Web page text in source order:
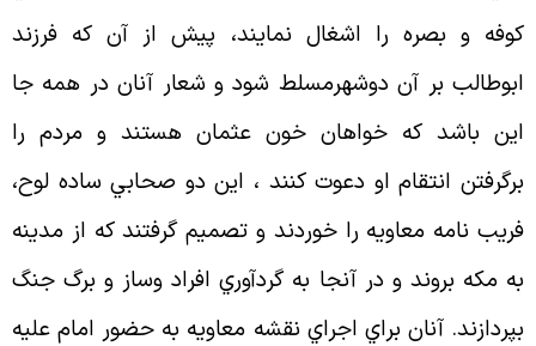
و بصره را اشغال نمايند، پيش از آن كه فرزند
بر آن دوشهرمسلط شود و شعار آنان در همه جا
باشد كه خواهان خون عثمان هستند و مردم را
انتقام او دعوت كنند ، اين دو صحابي ساده لوح،
نامه معاويه را خوردند و تصميم گرفتند كه از مدينه
مكه بروند و در آنجا به گردآوري افراد وساز و برگ جنگ
آنان براي اجراي نقشه معاويه به حضور امام عليه